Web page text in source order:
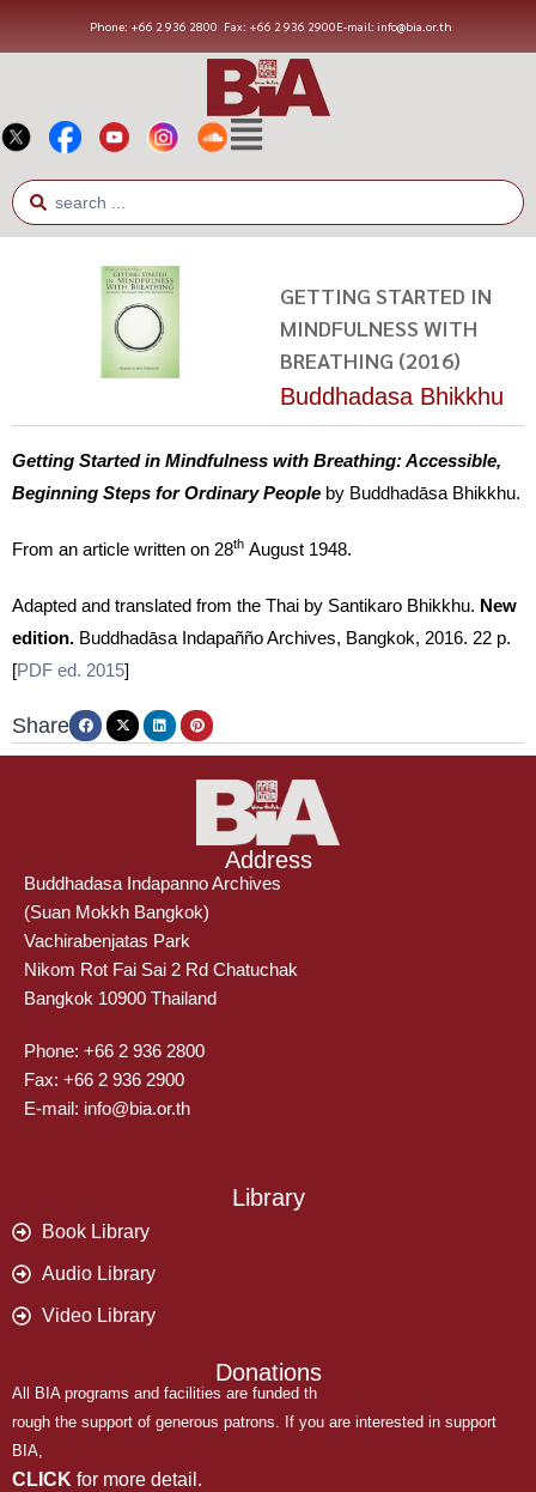
Phone: +66 2 936 2800 Fax: +66 2 936 2900E-mail: info@bia.or.th
GETTING STARTED IN
MINDFULNESS WITH
BREATHING (2016)
Buddhadasa Bhikkhu
Getting Started in Mindfulness with Breathing: Accessible,
Beginning Steps for Ordinary People by Buddhadāsa Bhikkhu.
From an article written on 28th August 1948.
Adapted and translated from the Thai by Santikaro Bhikkhu. New
edition. Buddhadāsa Indapañño Archives, Bangkok, 2016. 22 p.
[PDF ed. 2015]
Share
Address
Buddhadasa Indapanno Archives
(Suan Mokkh Bangkok)
Vachirabenjatas Park
Nikom Rot Fai Sai 2 Rd Chatuchak
Bangkok 10900 Thailand
Phone: +66 2 936 2800
Fax: +66 2 936 2900
E-mail: info@bia.or.th
Library
Book Library
Audio Library
Video Library
Donations
All BIA programs and facilities are funded th
rough the support of generous patrons. If you are interested in support
BIA,
CLICK for more detail.